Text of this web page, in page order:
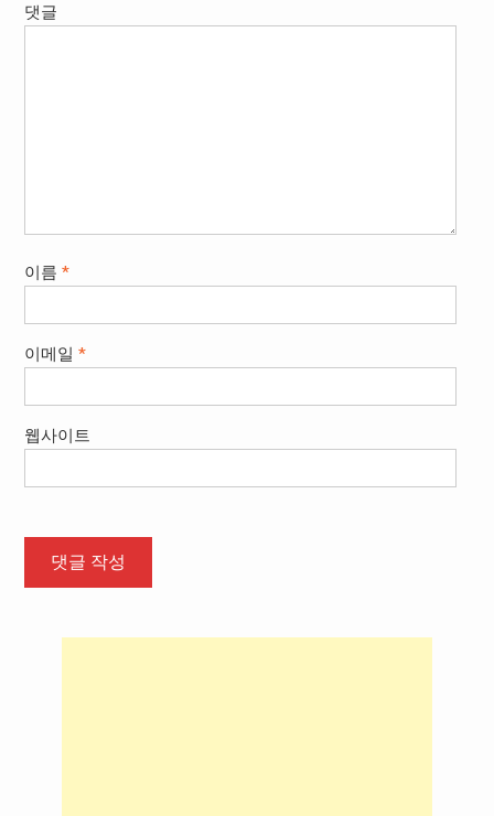
댓글
이름 *
이메일 *
웹사이트